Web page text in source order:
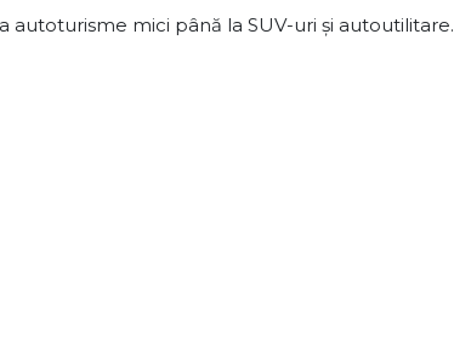
mici până la SUV-uri și autoutilitare.